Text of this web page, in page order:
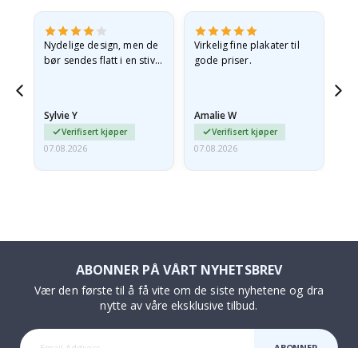
Nydelige design, men de
bør sendes flatt i en stiv
Sylvie Y
Verifisert kjøper
07.08.2026
Virkelig fine plakater til
gode priser.
Amalie W
Verifisert kjøper
07.08.2026
ABONNER PÅ VÅRT NYHETSBREV
Vær den første til å få vite om de siste nyhetene og dra
nytte av våre eksklusive tilbud.